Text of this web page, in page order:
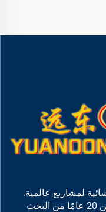
لمشاريع عالمية.
أكثر من 1000 نوع من المنتجات، أكثر من 20 عامًا من البحث